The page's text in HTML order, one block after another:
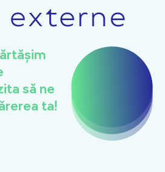
externe
să ne
ta!